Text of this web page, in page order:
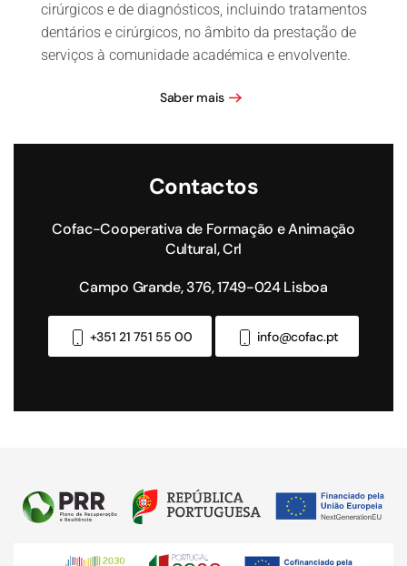
cirúrgicos e de diagnósticos, incluindo tratamentos
dentários e cirúrgicos, no âmbito da prestação de
serviços à comunidade académica e envolvente.
Saber mais
Contactos
Cofac-Cooperativa de Formação e Animação
Cultural, Crl
Campo Grande, 376, 1749-024 Lisboa
+351 21 751 55 00 info@cofac.pt